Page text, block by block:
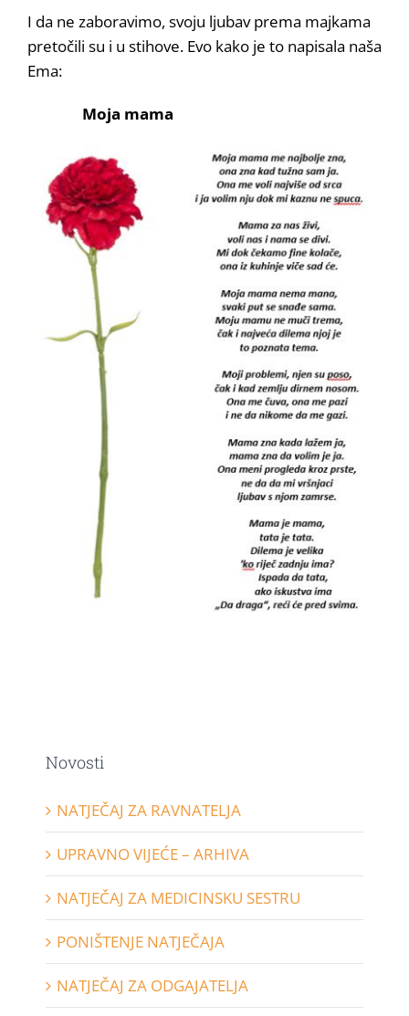
I da ne zaboravimo, svoju ljubav prema majkama
pretočili su i u stihove. Evo kako je to napisala naša
Ema:
Moja mama
Novosti
NATJEČAJ ZA RAVNATELJA
UPRAVNO VIJEĆE – ARHIVA
NATJEČAJ ZA MEDICINSKU SESTRU
PONIŠTENJE NATJEČAJA
NATJEČAJ ZA ODGAJATELJA